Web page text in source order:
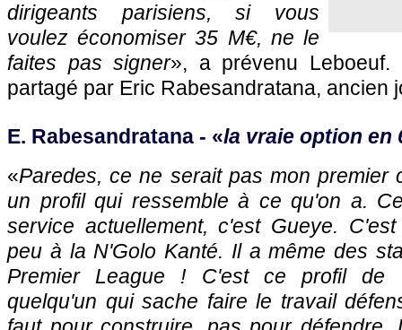
dirigeants parisiens, si vous
voulez économiser 35 M€, ne le
faites pas signer», a prévenu Leboeuf.
partagé par Eric Rabesandratana, ancien
E. Rabesandratana - «la vraie option en
«Paredes, ce ne serait pas mon premier
un profil qui ressemble à ce qu'on a.
service actuellement, c'est Gueye.
peu à la N'Golo Kanté. Il a même des
Premier League ! C'est ce profil de
quelqu'un qui sache faire le travail